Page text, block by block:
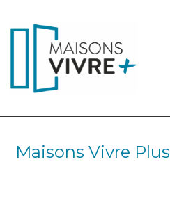
Maisons Vivre Plus